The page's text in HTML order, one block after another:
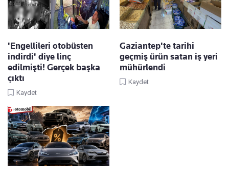
'Engellileri otobüsten
indirdi' diye linç
edilmişti! Gerçek başka
çıktı
Kaydet
Gaziantep'te tarihi
geçmiş ürün satan iş yeri
mühürlendi
Kaydet